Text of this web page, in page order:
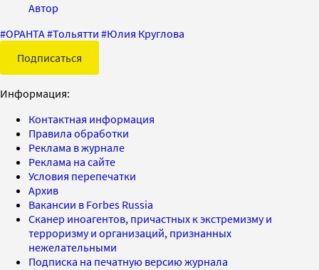
Автор
#ОРАНТА#Тольятти #Юлия Круглова
Подписаться
Информация:
Контактная информация
Правила обработки
Реклама в журнале
Реклама на сайте
Условия перепечатки
Архив
Вакансии в Forbes Russia
Сканер иноагентов, причастных к экстремизму и
терроризму и организаций, признанных
нежелательными
Подписка на печатную версию журнала